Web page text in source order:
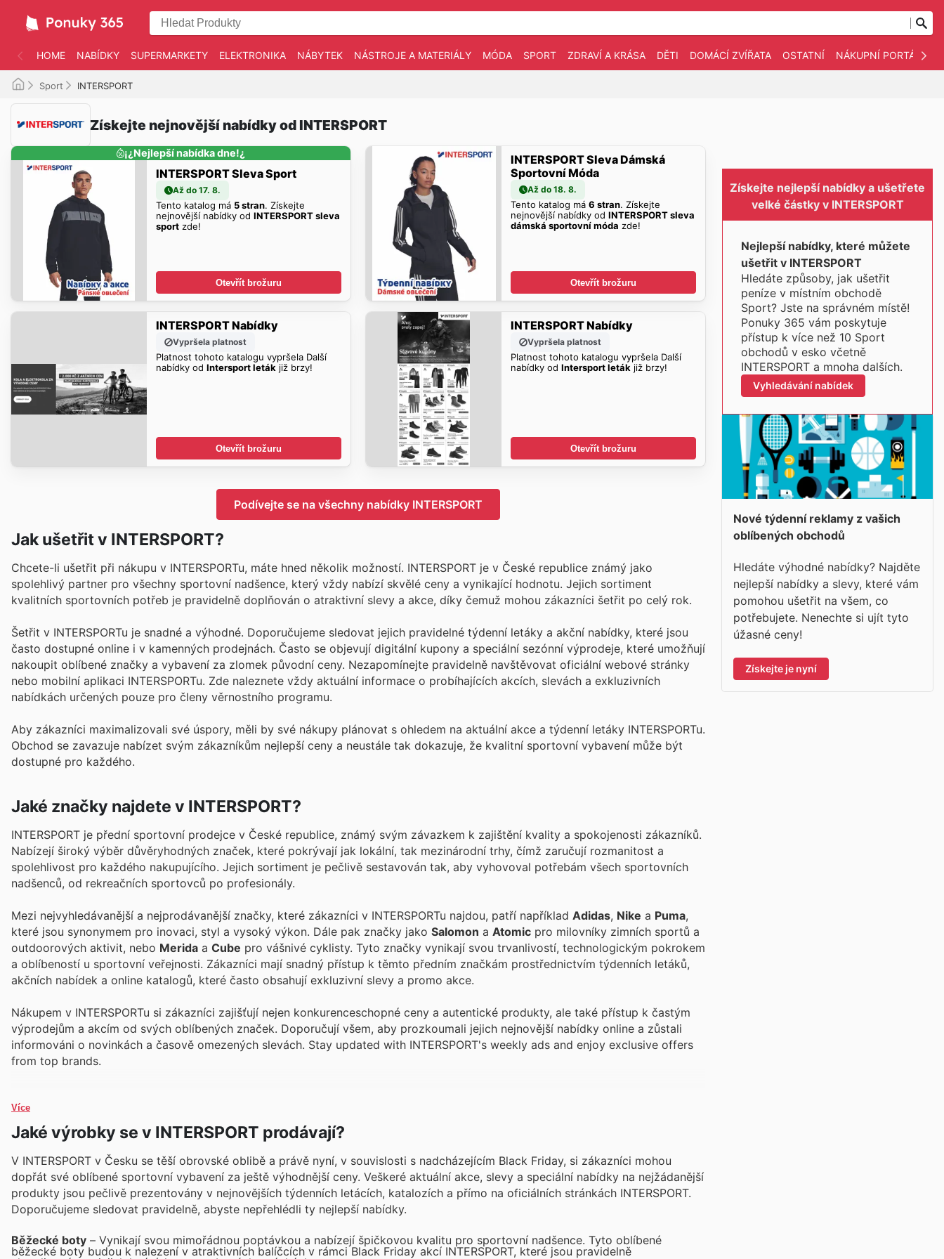
HOME NABÍDKY SUPERMARKETY ELEKTRONIKA NÁBYTEK NÁSTROJE A MATERIÁLY MÓDA SPORT ZDRAVÍ A KRÁSA DĚTI DOMÁCÍ ZVÍŘATA OSTATNÍ NÁKUPNÍ PORTÁLY
Sport INTERSPORT
Získejte nejnovější nabídky od INTERSPORT
¡¿Nejlepší nabídka dne!¿
INTERSPORT Sleva Sport
Až do 17. 8.
Tento katalog má 5 stran. Získejte
nejnovější nabídky od INTERSPORT sleva
sportzde!
Otevřít brožuru
INTERSPORT Sleva Dámská
Sportovní Móda
Až do 18. 8.
Tento katalog má6 stran. Získejte
nejnovější nabídky odINTERSPORT sleva
dámská sportovní móda zde!
Otevřít brožuru
INTERSPORT Nabídky
Vypršela platnost
Platnost tohoto katalogu vypršela Další
nabídky od Intersport leták již brzy!
Otevřít brožuru
INTERSPORT Nabídky
Vypršela platnost
Platnost tohoto katalogu vypršela Další
nabídky odIntersport leták již brzy!
Otevřít brožuru
Podívejte se na všechny nabídky INTERSPORT
Jak ušetřit v INTERSPORT?
Chcete-li ušetřit při nákupu v INTERSPORTu, máte hned několik možností. INTERSPORT je v České republice známý jako
spolehlivý partner pro všechny sportovní nadšence, který vždy nabízí skvělé ceny a vynikající hodnotu. Jejich sortiment
kvalitních sportovních potřeb je pravidelně doplňován o atraktivní slevy a akce, díky čemuž mohou zákazníci šetřit po celý rok.
Šetřit v INTERSPORTu je snadné a výhodné. Doporučujeme sledovat jejich pravidelné týdenní letáky a akční nabídky, které jsou
často dostupné online i v kamenných prodejnách. Často se objevují digitální kupony a speciální sezónní výprodeje, které umožňují
nakoupit oblíbené značky a vybavení za zlomek původní ceny. Nezapomínejte pravidelně navštěvovat oficiální webové stránky
nebo mobilní aplikaci INTERSPORTu. Zde naleznete vždy aktuální informace o probíhajících akcích, slevách a exkluzivních
nabídkách určených pouze pro členy věrnostního programu.
Aby zákazníci maximalizovali své úspory, měli by své nákupy plánovat s ohledem na aktuální akce a týdenní letáky INTERSPORTu.
Obchod se zavazuje nabízet svým zákazníkům nejlepší ceny a neustále tak dokazuje, že kvalitní sportovní vybavení může být
dostupné pro každého.
Jaké značky najdete v INTERSPORT?
INTERSPORT je přední sportovní prodejce v České republice, známý svým závazkem k zajištění kvality a spokojenosti zákazníků.
Nabízejí široký výběr důvěryhodných značek, které pokrývají jak lokální, tak mezinárodní trhy, čímž zaručují rozmanitost a
spolehlivost pro každého nakupujícího. Jejich sortiment je pečlivě sestavován tak, aby vyhovoval potřebám všech sportovních
nadšenců, od rekreačních sportovců po profesionály.
Mezi nejvyhledávanější a nejprodávanější značky, které zákazníci v INTERSPORTu najdou, patří například Adidas, Nike a Puma,
které jsou synonymem pro inovaci, styl a vysoký výkon. Dále pak značky jako Salomon a Atomic pro milovníky zimních sportů a
outdoorových aktivit, nebo Merida a Cube pro vášnivé cyklisty. Tyto značky vynikají svou trvanlivostí, technologickým pokrokem
a oblíbeností u sportovní veřejnosti. Zákazníci mají snadný přístup k těmto předním značkám prostřednictvím týdenních letáků,
akčních nabídek a online katalogů, které často obsahují exkluzivní slevy a promo akce.
Nákupem v INTERSPORTu si zákazníci zajišťují nejen konkurenceschopné ceny a autentické produkty, ale také přístup k častým
výprodejům a akcím od svých oblíbených značek. Doporučují všem, aby prozkoumali jejich nejnovější nabídky online a zůstali
informováni o novinkách a časově omezených slevách. Stay updated with INTERSPORT's weekly ads and enjoy exclusive offers
from top brands.
Více
Jaké výrobky se v INTERSPORT prodávají?
V INTERSPORT v Česku se těší obrovské oblibě a právě nyní, v souvislosti s nadcházejícím Black Friday, si zákazníci mohou
dopřát své oblíbené sportovní vybavení za ještě výhodnější ceny. Veškeré aktuální akce, slevy a speciální nabídky na nejžádanější
produkty jsou pečlivě prezentovány v nejnovějších týdenních letácích, katalozích a přímo na oficiálních stránkách INTERSPORT.
Doporučujeme sledovat pravidelně, abyste nepřehlédli ty nejlepší nabídky.
Běžecké boty – Vynikají svou mimořádnou poptávkou a nabízejí špičkovou kvalitu pro sportovní nadšence. Tyto oblíbené
běžecké boty budou k nalezení v atraktivních balíčcích v rámci Black Friday akcí INTERSPORT, které jsou pravidelně
Získejte nejlepší nabídky a ušetřete
velké částky v INTERSPORT
Nejlepší nabídky, které můžete
ušetřit v INTERSPORT
Hledáte způsoby, jak ušetřit
peníze v místním obchodě
Sport? Jste na správném místě!
Ponuky 365 vám poskytuje
přístup k více než 10 Sport
obchodů v esko včetně
INTERSPORT a mnoha dalších.
Vyhledávání nabídek
Nové týdenní reklamy z vašich
oblíbených obchodů
Hledáte výhodné nabídky? Najděte
nejlepší nabídky a slevy, které vám
pomohou ušetřit na všem, co
potřebujete. Nenechte si ujít tyto
úžasné ceny!
Získejte je nyní